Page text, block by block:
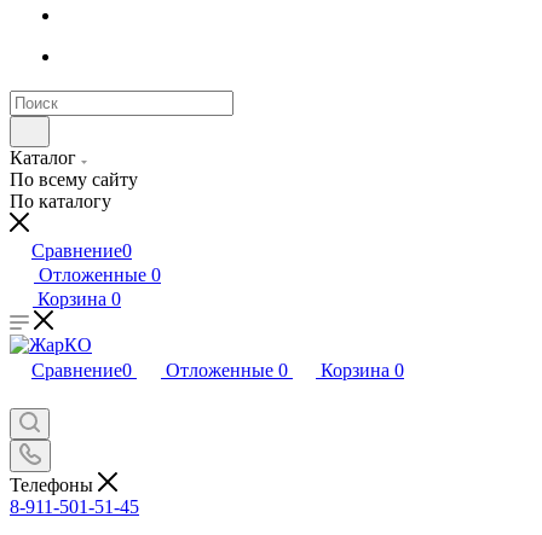
Каталог
По всему сайту
По каталогу
Сравнение0
Отложенные 0
Корзина 0
Сравнение0 Отложенные 0 Корзина 0
Телефоны
8-911-501-51-45